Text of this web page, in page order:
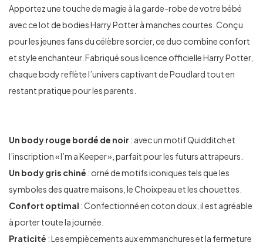
Apportez une touche de magie à la garde-robe de votre bébé
avec ce lot de bodies Harry Potter à manches courtes. Conçu
pour les jeunes fans du célèbre sorcier, ce duo combine confort
et style enchanteur. Fabriqué sous licence officielle Harry Potter,
chaque body reflète l’univers captivant de Poudlard tout en
restant pratique pour les parents.
Un body rouge bordé de noir : avec un motif Quidditch et
l’inscription « I’m a Keeper », parfait pour les futurs attrapeurs.
Un body gris chiné : orné de motifs iconiques tels que les
symboles des quatre maisons, le Choixpeau et les chouettes.
Confort optimal : Confectionné en coton doux, il est agréable
à porter toute la journée.
Praticité : Les empiècements aux emmanchures et la fermeture